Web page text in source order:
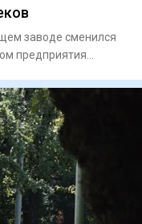
заводе сменился
предприятия